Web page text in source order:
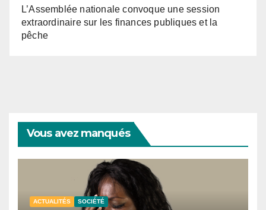
L’Assemblée nationale convoque une session
extraordinaire sur les finances publiques et la
pêche
Vous avez manqués
ACTUALITÉS SOCIÉTÉ